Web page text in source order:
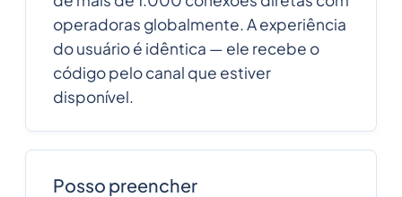
operadoras globalmente. A experiência
do usuário é idêntica — ele recebe o
código pelo canal que estiver
disponível.
Posso preencher